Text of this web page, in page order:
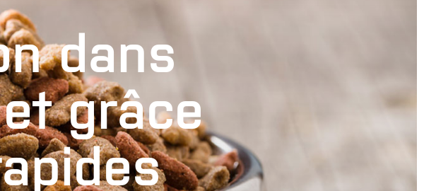
ET HUILES
CONTRÔLE DE PERFORMANCE
RENCONTRER NOTRE ÉQUIPE
SCIENCE ET TECHNOLOGIE
ÉTUDIANTS
ACTUALITÉS
PRESSE
POURQUOI FOSS
CONDITIONS GÉNÉRALES ET POLITIQUES
dans
grâce